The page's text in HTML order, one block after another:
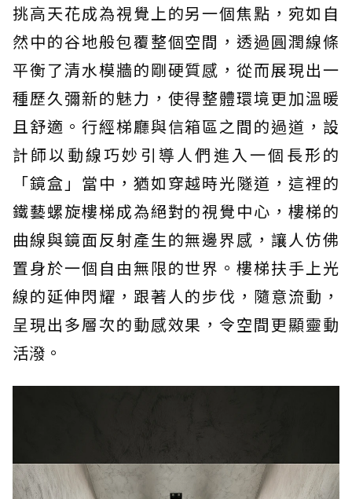
挑高天花成為視覺上的另一個焦點，宛如自
然中的谷地般包覆整個空間，透過圓潤線條
平衡了清水模牆的剛硬質感，從而展現出一
種歷久彌新的魅力，使得整體環境更加溫暖
且舒適。行經梯廳與信箱區之間的過道，設
計師以動線巧妙引導人們進入一個長形的
「鏡盒」當中，猶如穿越時光隧道，這裡的
鐵藝螺旋樓梯成為絕對的視覺中心，樓梯的
曲線與鏡面反射產生的無邊界感，讓人仿佛
置身於一個自由無限的世界。樓梯扶手上光
線的延伸閃耀，跟著人的步伐，隨意流動，
呈現出多層次的動感效果，令空間更顯靈動
活潑。